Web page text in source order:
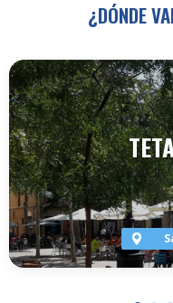
¿DÓNDE